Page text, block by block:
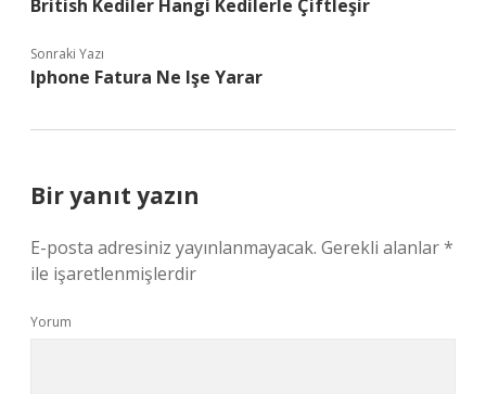
British Kediler Hangi Kedilerle Çiftleşir
Sonraki Yazı
Iphone Fatura Ne Işe Yarar
Bir yanıt yazın
E-posta adresiniz yayınlanmayacak. Gerekli alanlar*
ile işaretlenmişlerdir
Yorum